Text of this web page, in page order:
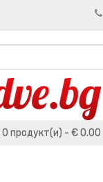
0 продукт(и) - € 0.00